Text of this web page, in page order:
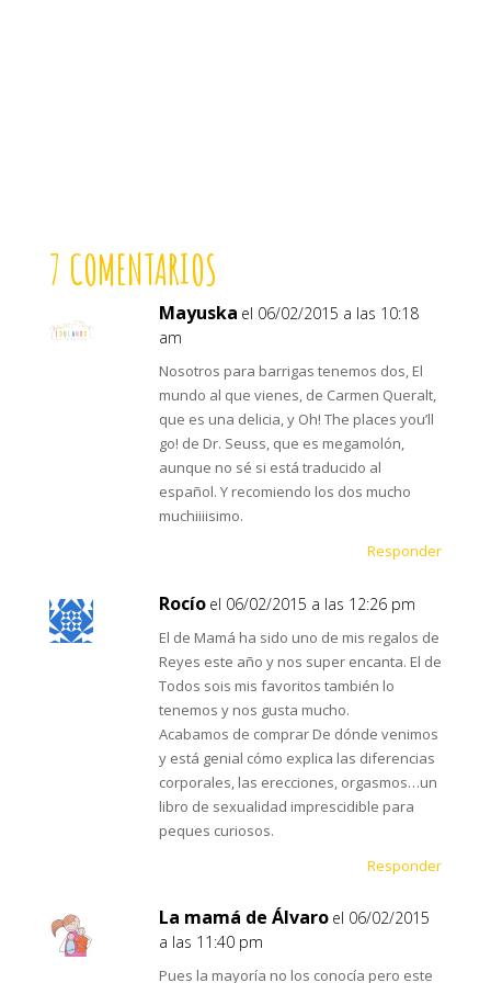
7 COMENTARIOS
Mayuska el 06/02/2015 a las 10:18
am
Nosotros para barrigas tenemos dos, El
mundo al que vienes, de Carmen Queralt,
que es una delicia, y Oh! The places you’ll
go! de Dr. Seuss, que es megamolón,
aunque no sé si está traducido al
español. Y recomiendo los dos mucho
muchiiiisimo.
Responder
Rocío el 06/02/2015 a las 12:26 pm
El de Mamá ha sido uno de mis regalos de
Reyes este año y nos super encanta. El de
Todos sois mis favoritos también lo
tenemos y nos gusta mucho.
Acabamos de comprar De dónde venimos
y está genial cómo explica las diferencias
corporales, las erecciones, orgasmos…un
libro de sexualidad imprescidible para
peques curiosos.
Responder
La mamá de Álvaro el 06/02/2015
a las 11:40 pm
Pues la mayoría no los conocía pero este